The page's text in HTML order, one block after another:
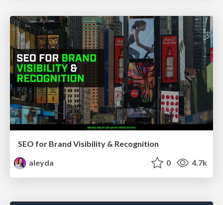
SEO for Brand Visibility & Recognition
aleyda
0 4.7k